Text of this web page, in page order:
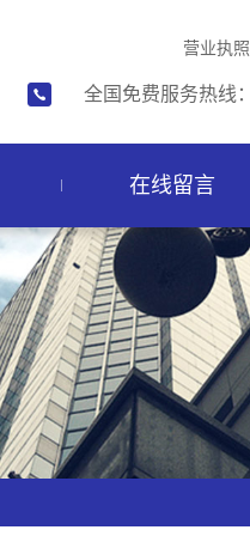
营业执照
全国免费服务热线：
在线留言